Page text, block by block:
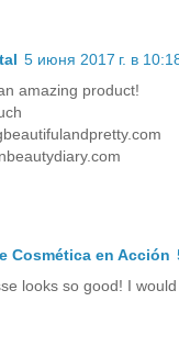
5 июня 2017 г. в
amazing product!
Cosmética en Acción
looks so good! I would